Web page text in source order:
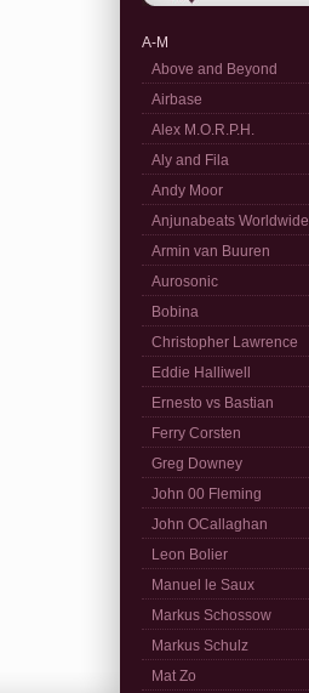
A-M
Above and Beyond
Airbase
Alex M.O.R.P.H.
Aly and Fila
Andy Moor
Anjunabeats Worldwide
Armin van Buuren
Aurosonic
Bobina
Christopher Lawrence
Eddie Halliwell
Ernesto vs Bastian
Ferry Corsten
Greg Downey
John 00 Fleming
John OCallaghan
Leon Bolier
Manuel le Saux
Markus Schossow
Markus Schulz
Mat Zo